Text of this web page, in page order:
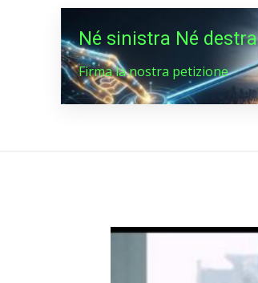
Né sinistra Né destra
Firma la nostra petizione